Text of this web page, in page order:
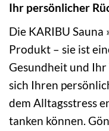
Ihr persönlicher
Die KARIBU Sauna
Produkt – sie ist
Gesundheit und
sich Ihren
dem Alltagsstress
tanken können.